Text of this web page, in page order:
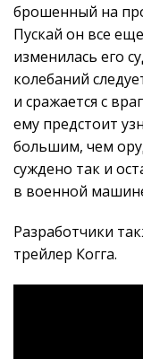
брошенный на
Пускай он все
изменилась его
колебаний
и сражается с
ему предстоит
большим, чем
суждено так и
в военной
Разработчики
трейлер Когга.